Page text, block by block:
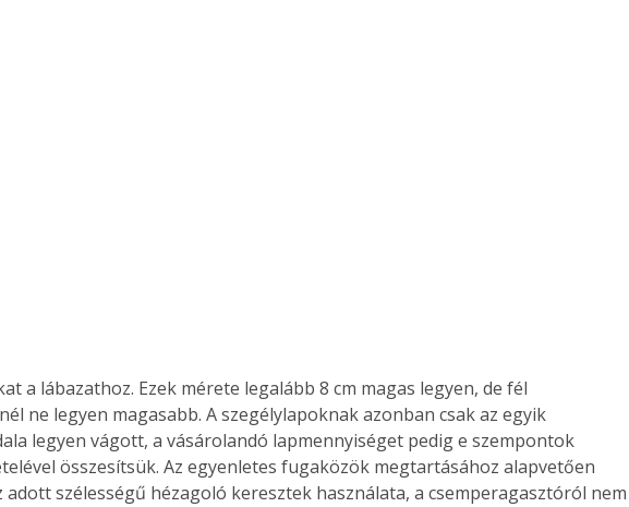
ne legyen magasabb. A szegélylapoknak azonban csak az egyik
legyen vágott, a vásárolandó lapmennyiséget pedig e szempontok
összesítsük. Az egyenletes fugaközök megtartásához alapvetően
adott szélességű hézagoló keresztek használata, a csemperagasztóról nem